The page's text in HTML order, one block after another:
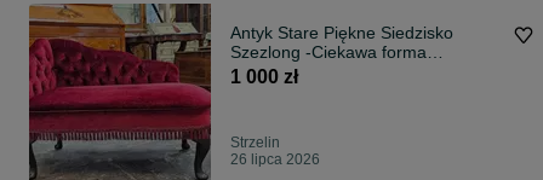
Antyk Stare Piękne Siedzisko
Szezlong -Ciekawa forma
Niespotykany min.
1 000 zł
Strzelin
26 lipca 2026